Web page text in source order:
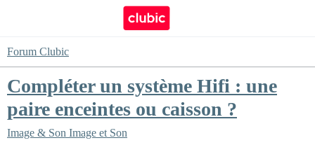
Forum Clubic
Compléter un système Hifi : une
paire enceintes ou caisson ?
Image & Son Image et Son